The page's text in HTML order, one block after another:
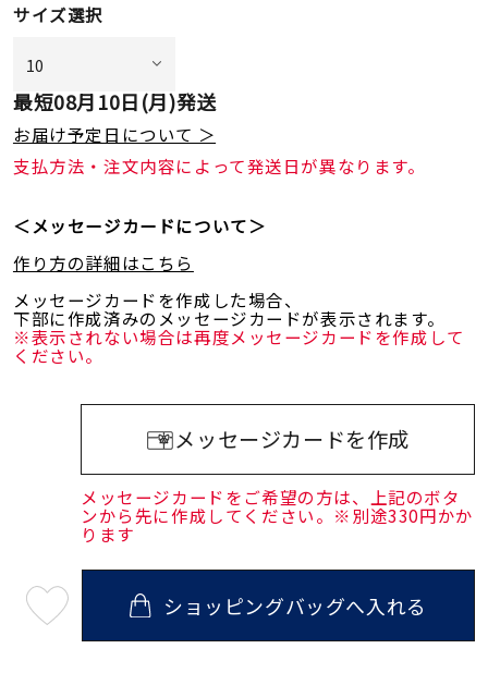
サイズ選択
最短08月10日(月)発送
お届け予定日について ＞
支払方法・注文内容によって発送日が異なります。
＜メッセージカードについて＞
作り方の詳細はこちら
メッセージカードを作成した場合、
下部に作成済みのメッセージカードが表示されます。
※表示されない場合は再度メッセージカードを作成して
ください。
メッセージカードを作成
メッセージカードをご希望の方は、上記のボタ
ンから先に作成してください。※別途330円かか
ります
08
ショッピングバッグへ入れる